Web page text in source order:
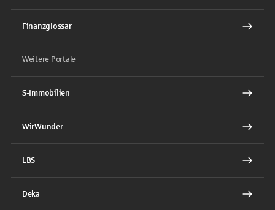
Finanzglossar
Weitere Portale
S-Immobilien
WirWunder
LBS
Deka